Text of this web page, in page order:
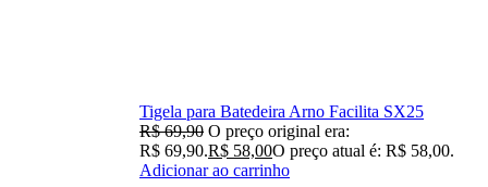
Tigela para Batedeira Arno Facilita SX25
R$69,90 O preço original era:
R$ 69,90.R$ 58,00O preço atual é: R$ 58,00.
Adicionar ao carrinho